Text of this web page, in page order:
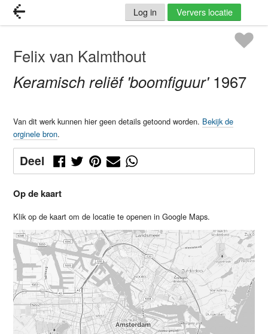
Log in Ververs locatie
Felix van Kalmthout
Keramisch reliëf 'boomfiguur' 1967
Van dit werk kunnen hier geen details getoond worden. Bekijk de
orginele bron.
Deel
Op de kaart
Klik op de kaart om de locatie te openen in Google Maps.